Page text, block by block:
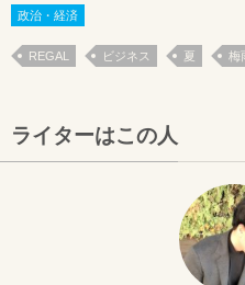
政治・経済
REGAL ビジネス 夏 梅
ライターはこの人